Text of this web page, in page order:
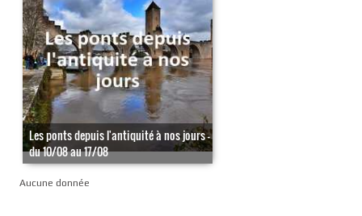
Les ponts depuis l'antiquité à nos jours -
du 10/08 au 17/08
Aucune donnée